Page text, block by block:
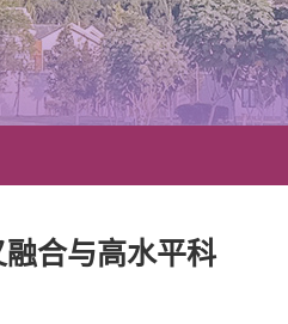
合与高水平科